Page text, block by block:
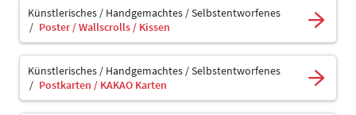
Künstlerisches / Handgemachtes / Selbstentworfenes
Poster / Wallscrolls / Kissen
Künstlerisches / Handgemachtes / Selbstentworfenes
Postkarten / KAKAO Karten